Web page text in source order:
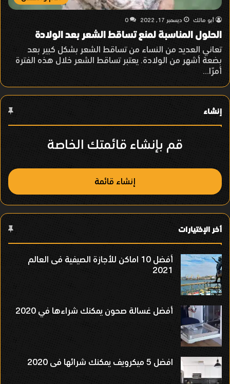
أبو مالك ديسمبر 17, 2022 0
الحلول المناسبة لمنع تساقط الشعر بعد الولادة
تعاني العديد من النساء من تساقط الشعر بشكل كبير بعد
بضعة أشهر من الولادة. يعتبر تساقط الشعر خلال هذه الفترة
أمرًا…
إنشاء
قم بإنشاء قائمتك الخاصة
إنشاء قائمة
أخر الإختيارات
أفضل 10 اماكن للأجازة الصيفية فى العالم
2021
أفضل غسالة صحون يمكنك شراءها في 2020
افضل 5 ميكرويف يمكنك شرائها فى 2020